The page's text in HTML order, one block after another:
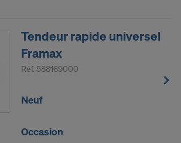
Tendeur rapide universel
Framax
Réf. 588169000
Neuf
Occasion